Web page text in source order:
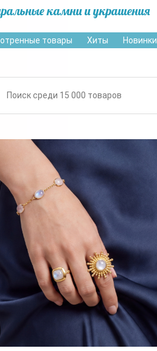
камни и украшения
товары Хиты Новинки